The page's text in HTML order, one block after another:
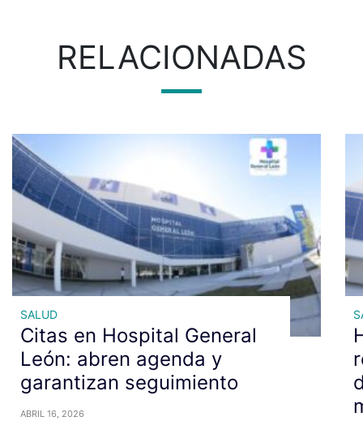
RELACIONADAS
SALUD
Citas en Hospital General
León: abren agenda y
garantizan seguimiento
ABRIL 16, 2026